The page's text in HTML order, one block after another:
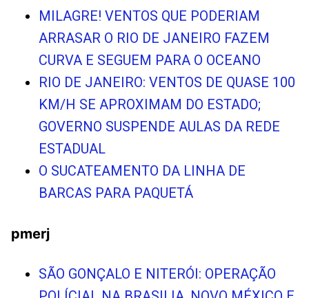
MILAGRE! VENTOS QUE PODERIAM
ARRASAR O RIO DE JANEIRO FAZEM
CURVA E SEGUEM PARA O OCEANO
RIO DE JANEIRO: VENTOS DE QUASE 100
KM/H SE APROXIMAM DO ESTADO;
GOVERNO SUSPENDE AULAS DA REDE
ESTADUAL
O SUCATEAMENTO DA LINHA DE
BARCAS PARA PAQUETÁ
pmerj
SÃO GONÇALO E NITERÓI: OPERAÇÃO